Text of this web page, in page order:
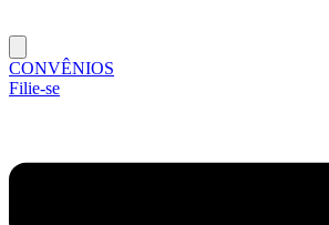
CONVÊNIOS
Filie-se